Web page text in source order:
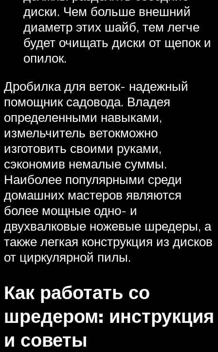
диски. Чем больше внешний
диаметр этих шайб, тем легче
будет очищать диски от щепок и
опилок.
Дробилка для веток- надежный
помощник садовода. Владея
определенными навыками,
измельчитель ветокможно
изготовить своими руками,
сэкономив немалые суммы.
Наиболее популярными среди
домашних мастеров являются
более мощные одно- и
двухвалковые ножевые шредеры, а
также легкая конструкция из дисков
от циркулярной пилы.
Как работать со
шредером: инструкция
и советы